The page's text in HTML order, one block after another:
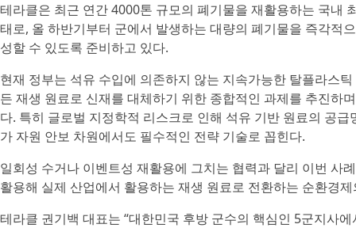
테라클은 최근 연간 4000톤 규모의 폐기물을 재활용하는 국내
태로, 올 하반기부터 군에서 발생하는 대량의 폐기물을 즉각적
성할 수 있도록 준비하고 있다.
현재 정부는 석유 수입에 의존하지 않는 지속가능한 탈플라스
든 재생 원료로 신재를 대체하기 위한 종합적인 과제를 추진하
다. 특히 글로벌 지정학적 리스크로 인해 석유 기반 원료의 공
가 자원 안보 차원에서도 필수적인 전략 기술로 꼽힌다.
일회성 수거나 이벤트성 재활용에 그치는 협력과 달리 이번 사
활용해 실제 산업에서 활용하는 재생 원료로 전환하는 순환경
테라클 권기백 대표는 “대한민국 후방 군수의 핵심인 5군지사